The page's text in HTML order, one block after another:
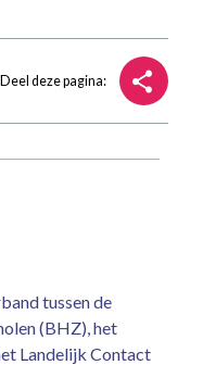
Deel deze pagina:
tussen de
(BHZ), het
Landelijk Contact